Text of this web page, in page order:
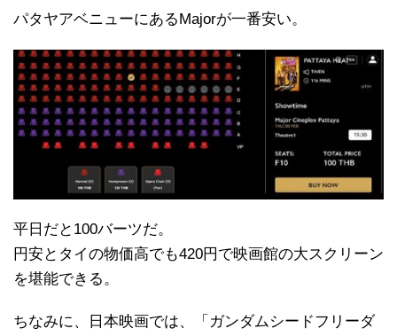
パタヤアベニューにあるMajorが一番安い。
平日だと100バーツだ。
円安とタイの物価高でも420円で映画館の大スクリーン
を堪能できる。
ちなみに、日本映画では、「ガンダムシードフリーダ